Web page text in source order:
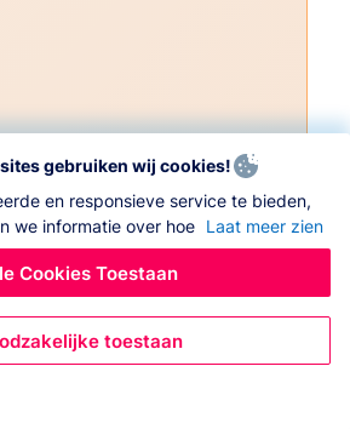
gebruiken wij cookies!
en responsieve service te bieden,
we informatie over hoe Laat meer zien
Cookies Toestaan
toestaan